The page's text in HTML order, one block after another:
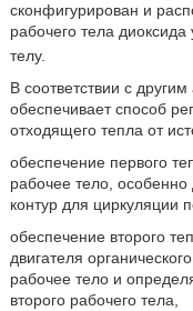
сконфигурирован и
рабочего тела
телу.
В соответствии с
обеспечивает способ
отходящего тепла от
обеспечение первого
рабочее тело,
контур для циркуляции
обеспечение второго
двигателя
рабочее тело и
второго рабочего тела,